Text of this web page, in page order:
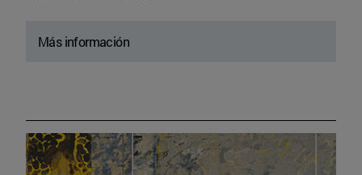
Más información